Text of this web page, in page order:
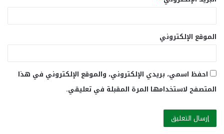
الموقع الإلكتروني
احفظ اسمي، بريدي الإلكتروني، والموقع الإلكتروني في هذا
المتصفح لاستخدامها المرة المقبلة في تعليقي.